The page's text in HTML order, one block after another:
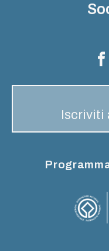
Iscriviti